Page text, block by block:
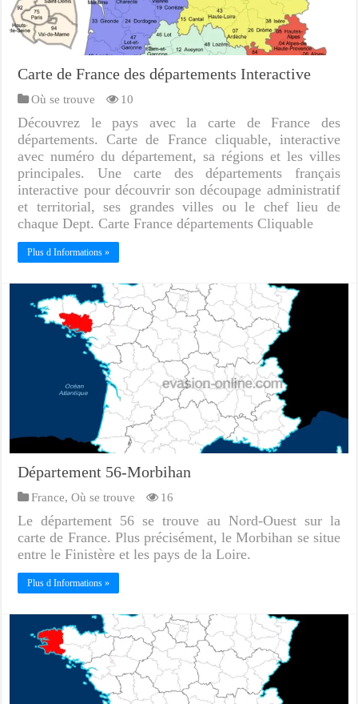
Carte de France des départements Interactive
Où se trouve 10
Découvrez le pays avec la carte de France des
départements. Carte de France cliquable, interactive
avec numéro du département, sa régions et les villes
principales. Une carte des départements français
interactive pour découvrir son découpage administratif
et territorial, ses grandes villes ou le chef lieu de
chaque Dept. Carte France départements Cliquable
Plus d Informations »
Département 56-Morbihan
France,Où se trouve 16
Le département 56 se trouve au Nord-Ouest sur la
carte de France. Plus précisément, le Morbihan se situe
entre le Finistère et les pays de la Loire.
Plus d Informations »